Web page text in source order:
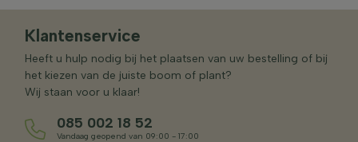
Klantenservice
Heeft u hulp nodig bij het plaatsen van uw bestelling of bij
het kiezen van de juiste boom of plant?
Wij staan voor u klaar!
085 002 18 52
Vandaag geopend van 09:00 - 17:00